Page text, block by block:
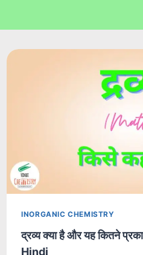
INORGANIC CHEMISTRY
द्रव्य क्या है और यह कितने
Hindi